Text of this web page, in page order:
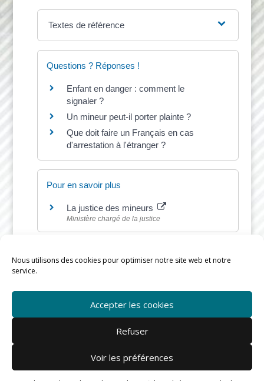
Nous utilisons des cookies pour optimiser notre site web et notre
service.
Accepter les cookies
Refuser
Voir les préférences
Textes de référence
Questions ? Réponses !
Enfant en danger : comment le
signaler ?
Un mineur peut-il porter plainte ?
Que doit faire un Français en cas
d'arrestation à l'étranger ?
Pour en savoir plus
La justice des mineurs
Ministère chargé de la justice
Mairie de Rieux © |mentions légales-